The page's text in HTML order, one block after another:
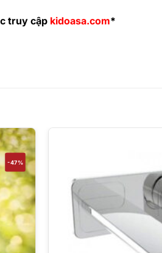
truy cập kidoasa.com*
-47%